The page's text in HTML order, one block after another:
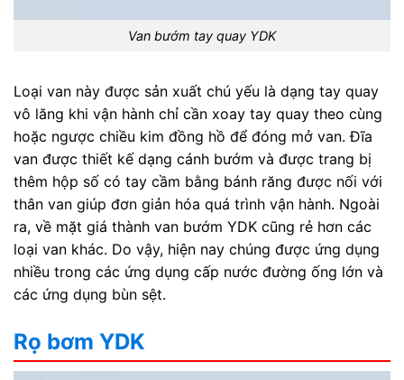
Van bướm tay quay YDK
Loại van này được sản xuất chú yếu là dạng tay quay
vô lăng khi vận hành chỉ cần xoay tay quay theo cùng
hoặc ngược chiều kim đồng hồ để đóng mở van. Đĩa
van được thiết kế dạng cánh bướm và được trang bị
thêm hộp số có tay cầm bằng bánh răng được nối với
thân van giúp đơn giản hóa quá trình vận hành. Ngoài
ra, về mặt giá thành van bướm YDK cũng rẻ hơn các
loại van khác. Do vậy, hiện nay chúng được ứng dụng
nhiều trong các ứng dụng cấp nước đường ống lớn và
các ứng dụng bùn sệt.
Rọ bơm YDK